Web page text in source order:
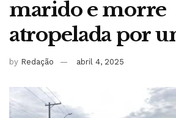
marido e morre
atropelada por
by Redação abril 4, 2025